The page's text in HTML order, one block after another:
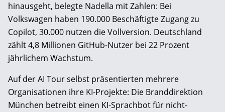
hinausgeht, belegte Nadella mit Zahlen: Bei
Volkswagen haben 190.000 Beschäftigte Zugang zu
Copilot, 30.000 nutzen die Vollversion. Deutschland
zählt 4,8 Millionen GitHub-Nutzer bei 22 Prozent
jährlichem Wachstum.
Auf der AI Tour selbst präsentierten mehrere
Organisationen ihre KI-Projekte: Die Branddirektion
München betreibt einen KI-Sprachbot für nicht-